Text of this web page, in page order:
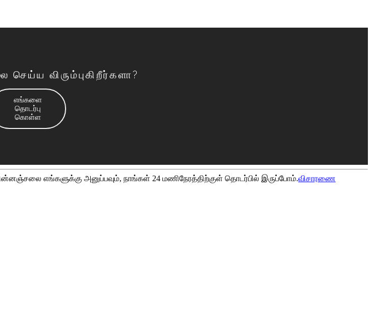
விரும்புகிறீர்களா?
எங்களை
தொடர்பு
கொள்ள
எங்களுக்கு அனுப்பவும், நாங்கள் 24 மணிநேரத்திற்குள் தொடர்பில் இருப்போம்.விசாரணை